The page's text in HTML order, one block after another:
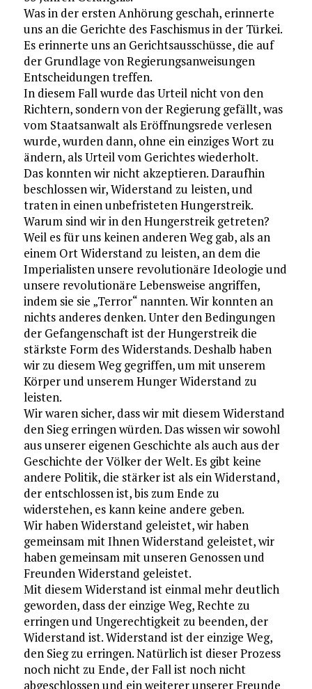
Was in der ersten Anhörung geschah, erinnerte
uns an die Gerichte des Faschismus in der Türkei.
Es erinnerte uns an Gerichtsausschüsse, die auf
der Grundlage von Regierungsanweisungen
Entscheidungen treffen.
In diesem Fall wurde das Urteil nicht von den
Richtern, sondern von der Regierung gefällt, was
vom Staatsanwalt als Eröffnungsrede verlesen
wurde, wurden dann, ohne ein einziges Wort zu
ändern, als Urteil vom Gerichtes wiederholt.
Das konnten wir nicht akzeptieren. Daraufhin
beschlossen wir, Widerstand zu leisten, und
traten in einen unbefristeten Hungerstreik.
Warum sind wir in den Hungerstreik getreten?
Weil es für uns keinen anderen Weg gab, als an
einem Ort Widerstand zu leisten, an dem die
Imperialisten unsere revolutionäre Ideologie und
unsere revolutionäre Lebensweise angriffen,
indem sie sie „Terror“ nannten. Wir konnten an
nichts anderes denken. Unter den Bedingungen
der Gefangenschaft ist der Hungerstreik die
stärkste Form des Widerstands. Deshalb haben
wir zu diesem Weg gegriffen, um mit unserem
Körper und unserem Hunger Widerstand zu
leisten.
Wir waren sicher, dass wir mit diesem Widerstand
den Sieg erringen würden. Das wissen wir sowohl
aus unserer eigenen Geschichte als auch aus der
Geschichte der Völker der Welt. Es gibt keine
andere Politik, die stärker ist als ein Widerstand,
der entschlossen ist, bis zum Ende zu
widerstehen, es kann keine andere geben.
Wir haben Widerstand geleistet, wir haben
gemeinsam mit Ihnen Widerstand geleistet, wir
haben gemeinsam mit unseren Genossen und
Freunden Widerstand geleistet.
Mit diesem Widerstand ist einmal mehr deutlich
geworden, dass der einzige Weg, Rechte zu
erringen und Ungerechtigkeit zu beenden, der
Widerstand ist. Widerstand ist der einzige Weg,
den Sieg zu erringen. Natürlich ist dieser Prozess
noch nicht zu Ende, der Fall ist noch nicht
abgeschlossen und ein weiterer unserer Freunde